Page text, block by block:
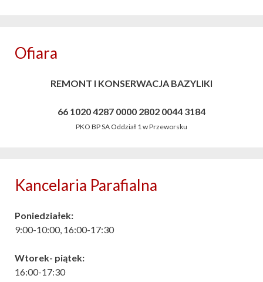
Ofiara
REMONT I KONSERWACJA BAZYLIKI
66 1020 4287 0000 2802 0044 3184
PKO BP SA Oddział 1 w Przeworsku
Kancelaria Parafialna
Poniedziałek:
9:00-10:00, 16:00-17:30
Wtorek- piątek:
16:00-17:30